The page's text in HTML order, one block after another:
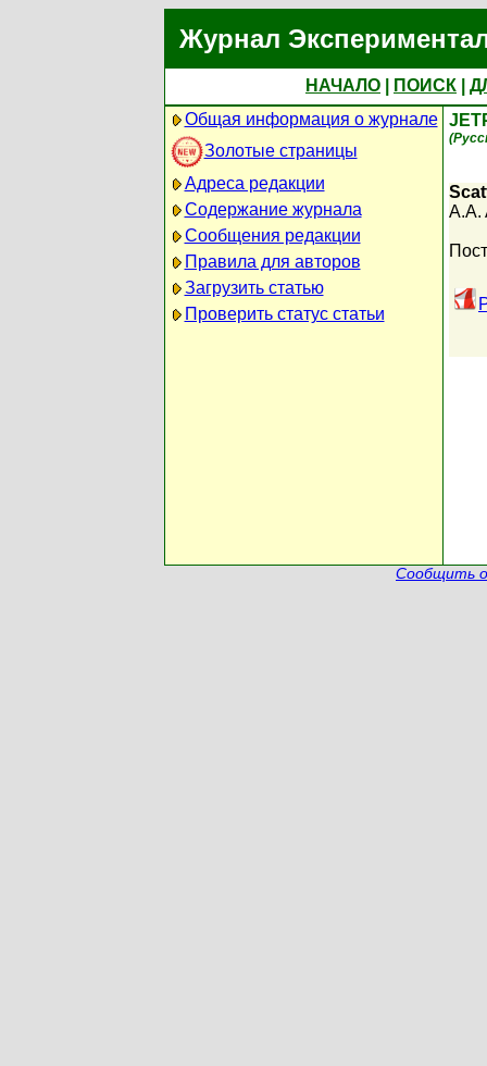
Журнал
НАЧАЛО ПОИСК
Общая информация о журнале
Золотые страницы
Адреса редакции
Содержание журнала
Сообщения редакции
Правила для авторов
Загрузить статью
Проверить статус статьи
A.A.
Сообщить о